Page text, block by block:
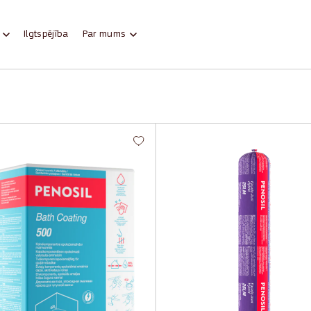
Ilgtspējība Par mums
Coating 500 - Vannu
komplekts
lietojams
videi draudzīgs
pret baktērijām un pelējumu
tīrāms
Facade Joint Hybrid 25LM
Fasāžu hermētiķis
Elastīgs, augsta kustības
Ideāli piemērots vertikālām
Izturīgs pret laikapstākļu
Lieliska saķere ar daudziem